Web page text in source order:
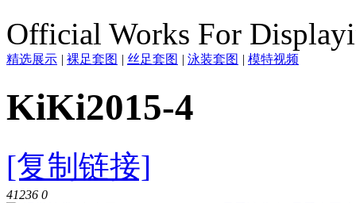
Official Works For
精选展示 | 裸足套图 | 丝足套图 | 泳装套图 | 模特视频
KiKi2015-4
[复制链接]
41236 0